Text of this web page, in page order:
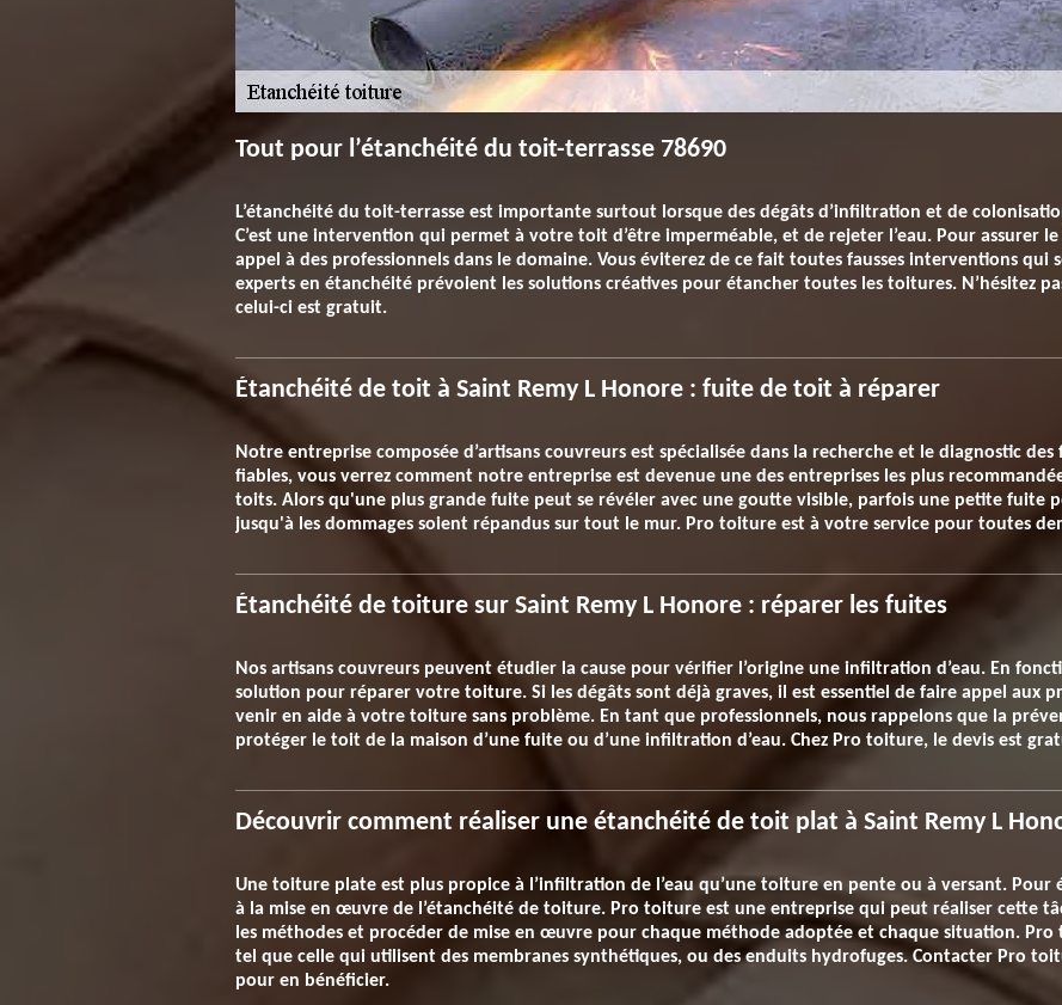
Tout pour l’étanchéité du toit-terrasse 78690
L’étanchéité du toit-terrasse est importante surtout lorsque des dégâts d’infiltration et de
C’est une intervention qui permet à votre toit d’être imperméable, et de rejeter l’eau. Pour assurer
appel à des professionnels dans le domaine. Vous éviterez de ce fait toutes fausses interventions
experts en étanchéité prévoient les solutions créatives pour étancher toutes les toitures. N’hésitez
celui-ci est gratuit.
Étanchéité de toit à Saint Remy L Honore : fuite de toit à réparer
Notre entreprise composée d’artisans couvreurs est spécialisée dans la recherche et le diagnostic
fiables, vous verrez comment notre entreprise est devenue une des entreprises les plus
toits. Alors qu'une plus grande fuite peut se révéler avec une goutte visible, parfois une petite fuite
jusqu'à les dommages soient répandus sur tout le mur. Pro toiture est à votre service pour toutes
Étanchéité de toiture sur Saint Remy L Honore : réparer les fuites
Nos artisans couvreurs peuvent étudier la cause pour vérifier l’origine une infiltration d’eau. En
solution pour réparer votre toiture. Si les dégâts sont déjà graves, il est essentiel de faire appel aux
venir en aide à votre toiture sans problème. En tant que professionnels, nous rappelons que la
protéger le toit de la maison d’une fuite ou d’une infiltration d’eau. Chez Pro toiture, le devis est
Découvrir comment réaliser une étanchéité de toit plat à Saint Remy L
Une toiture plate est plus propice à l’infiltration de l’eau qu’une toiture en pente ou à versant.
à la mise en œuvre de l’étanchéité de toiture. Pro toiture est une entreprise qui peut réaliser cette
les méthodes et procéder de mise en œuvre pour chaque méthode adoptée et chaque situation.
tel que celle qui utilisent des membranes synthétiques, ou des enduits hydrofuges. Contacter Pro
pour en bénéficier.